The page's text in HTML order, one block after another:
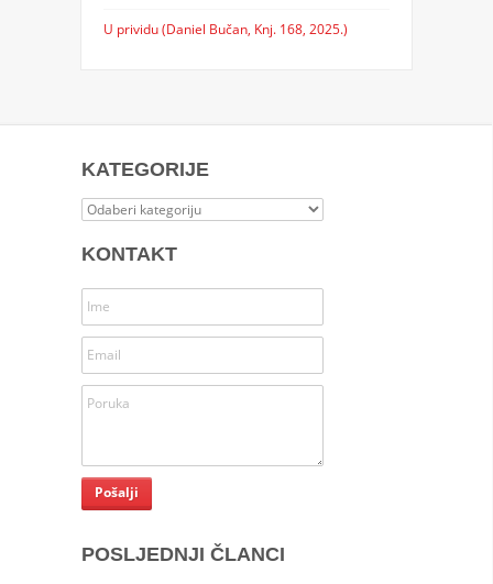
U prividu (Daniel Bučan, Knj. 168, 2025.)
KATEGORIJE
Kategorije
KONTAKT
POSLJEDNJI ČLANCI